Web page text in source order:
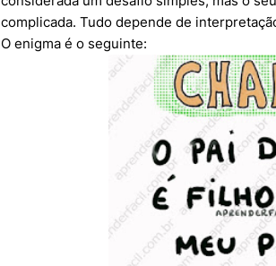
complicada. Tudo depende de
O enigma é o seguinte: